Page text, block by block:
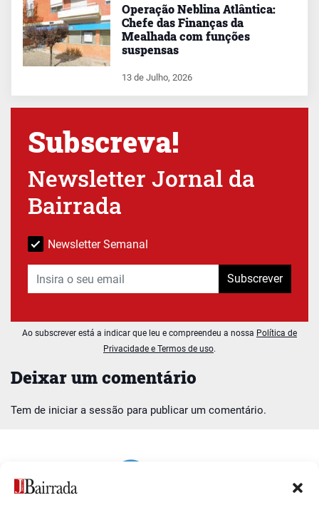
Deixar um comentário
Tem de iniciar a sessão para publicar um comentário.
Operação Neblina Atlântica:
Chefe das Finanças da
Mealhada com funções
suspensas
13 de Julho, 2026
Subscreva!
Newsletter Jornal da
Bairrada
Newsletter Semanal
Subscrever
Ao subscrever está a indicar que leu e compreendeu a nossa Política de
Privacidade e Termos de uso.